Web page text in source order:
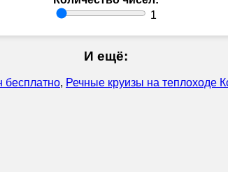
1
И ещё:
бесплатно, Речные круизы на теплоходе